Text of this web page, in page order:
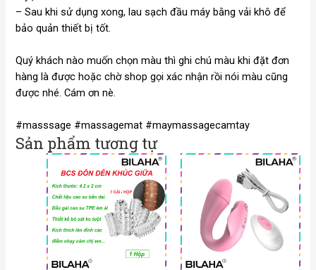
– Sau khi sử dụng xong, lau sạch đầu máy bằng vải khô để
bảo quản thiết bị tốt.
Quý khách nào muốn chọn màu thì ghi chú màu khi đặt đơn
hàng là được hoặc chờ shop gọi xác nhận rồi nói màu cũng
được nhé. Cám ơn nè.
#masssage #massagemat #maymassagecamtay
Sản phẩm tương tự